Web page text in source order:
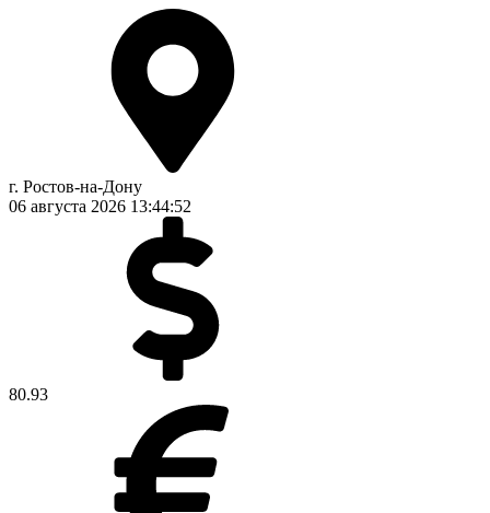
г. Ростов-на-Дону
06 августа 2026 13:44:53
80.93